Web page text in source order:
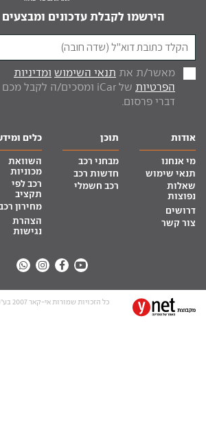
הירשמו לקבלת עדכונים
מאשר/ת את תנאי השימוש ומדיניות
הפרטיות
של iCar ומסכים/ה לקבל מכם
דברי פרסום.
אודות
מי אנחנו
תנאי שימוש
שאלות
נפוצות
דרושים
צור קשר
תוכן
מבחני רכב
חדשות רכב
רכב חשמלי
כלים
השוואת
מכוניות
רכב לפי
תקציב
מחירון
הצהרת
נגישות
כל הזכויות שמורות אי-קאר 2007 בע”מ